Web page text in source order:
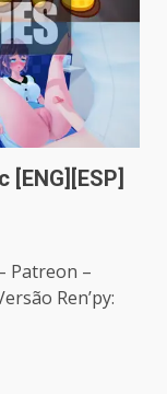
Patreon –
Ren’py: